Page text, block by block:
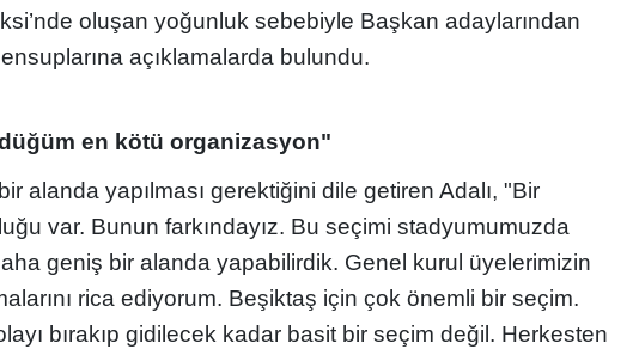
oluşan yoğunluk sebebiyle Başkan adaylarından
açıklamalarda bulundu.
en kötü organizasyon"
alanda yapılması gerektiğini dile getiren Adalı, "Bir
var. Bunun farkındayız. Bu seçimi stadyumumuzda
geniş bir alanda yapabilirdik. Genel kurul üyelerimizin
rica ediyorum. Beşiktaş için çok önemli bir seçim.
bırakıp gidilecek kadar basit bir seçim değil. Herkesten